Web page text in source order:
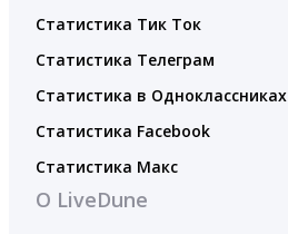
Статистика Тик Ток
Статистика Телеграм
Статистика в Одноклассниках
Статистика Facebook
Статистика Макс
О LiveDune